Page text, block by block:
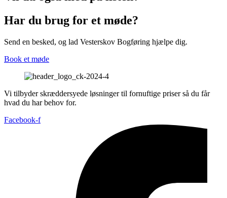
Har du brug for et møde?
Send en besked, og lad Vesterskov Bogføring hjælpe dig.
Book et møde
Vi tilbyder skræddersyede løsninger til fornuftige priser så du får
hvad du har behov for.
Facebook-f